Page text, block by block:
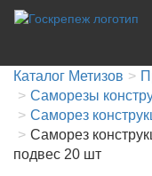
Каталог Метизов
Саморезы
Саморез
Саморез
подвес 20 шт